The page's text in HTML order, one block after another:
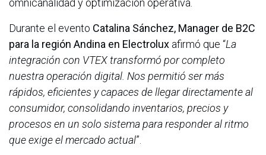
Durante el evento Catalina Sánchez, Manager de B2C
para la región Andina en Electrolux afirmó que “La
integración con VTEX transformó por completo
nuestra operación digital. Nos permitió ser más
rápidos, eficientes y capaces de llegar directamente al
consumidor, consolidando inventarios, precios y
procesos en un solo sistema para responder al ritmo
que exige el mercado actual”.